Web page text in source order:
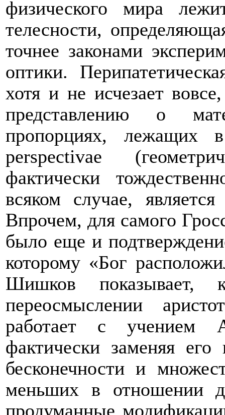
физического мира
телесности,
точнее законами
оптики.
хотя и не исчезает
представлению о
пропорциях,
perspectivae
фактически
всяком случае,
Впрочем, для самого
было еще и
которому «Бог
Шишков показывает,
переосмыслении
работает с учением
фактически заменяя
бесконечности и
меньших в отношении
продуманные